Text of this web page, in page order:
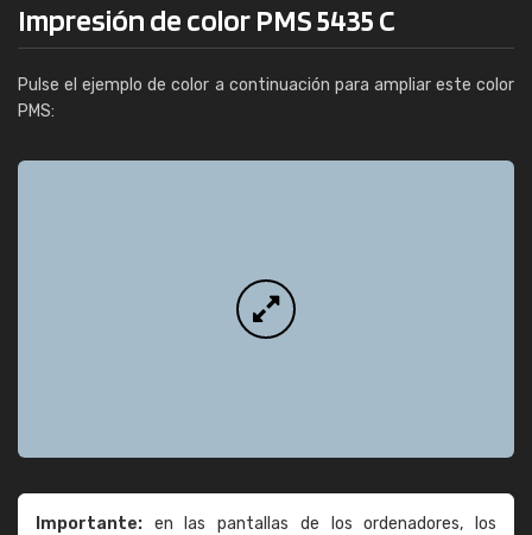
Impresión de color PMS 5435 C
Pulse el ejemplo de color a continuación para ampliar este color
PMS:
Importante: en las pantallas de los ordenadores, los